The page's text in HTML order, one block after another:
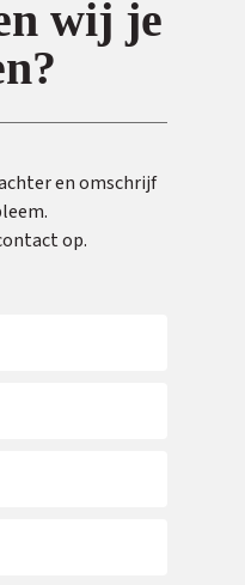
wij je
en omschrijf
op.